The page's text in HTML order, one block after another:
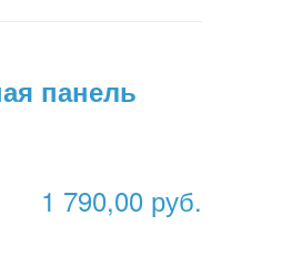
панель
1 790,00 руб.